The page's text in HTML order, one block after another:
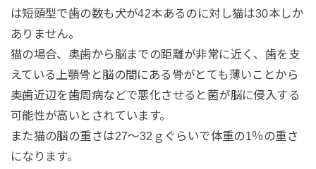
は短頭型で歯の数も犬が42本あるのに対し猫は30本しか
ありません。
猫の場合、奥歯から脳までの距離が非常に近く、歯を支
えている上顎骨と脳の間にある骨がとても薄いことから
奥歯近辺を歯周病などで悪化させると菌が脳に侵入する
可能性が高いとされています。
また猫の脳の重さは27～32ｇぐらいで体重の1％の重さ
になります。